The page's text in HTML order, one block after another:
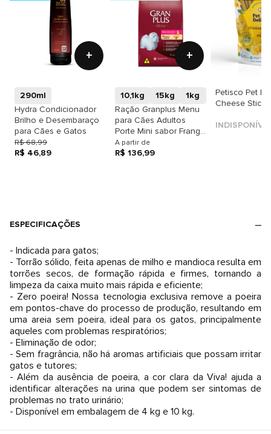
+
290ml
Hydra Condicionador
Brilho e Desembaraço
para Cães e Gatos
R$ 68,99
R$ 46,89
+
10,1kg 15kg 1kg
3kg
Ração Granplus Menu
para Cães Adultos
Porte Mini sabor Frango
& Arroz
A partir de
R$ 136,99
Petisco Pet
Cheese Sticks
ESPECIFICAÇÕES
- Indicada para gatos;
- Torrão sólido, feita apenas de milho e mandioca resulta em
torrões secos, de formação rápida e firmes, tornando a
limpeza da caixa muito mais rápida e eficiente;
- Zero poeira! Nossa tecnologia exclusiva remove a poeira
em pontos-chave do processo de produção, resultando em
uma areia sem poeira, ideal para os gatos, principalmente
aqueles com problemas respiratórios;
- Eliminação de odor;
- Sem fragrância, não há aromas artificiais que possam irritar
gatos e tutores;
- Além da ausência de poeira, a cor clara da Viva! ajuda a
identificar alterações na urina que podem ser sintomas de
problemas no trato urinário;
- Disponível em embalagem de 4 kg e 10 kg.